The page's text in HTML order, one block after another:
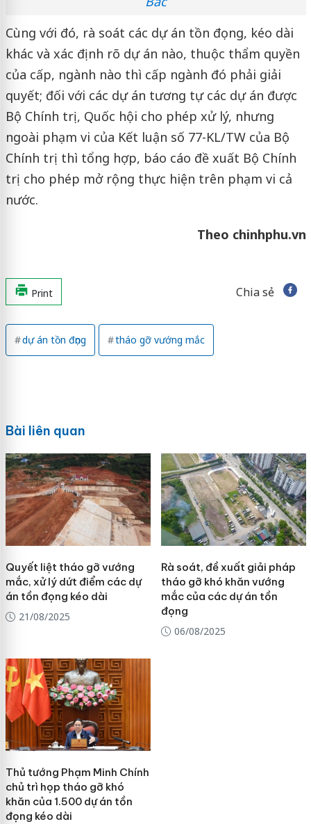
Cùng với đó, rà soát các dự án tồn đọng, kéo dài
khác và xác định rõ dự án nào, thuộc thẩm quyền
của cấp, ngành nào thì cấp ngành đó phải giải
quyết; đối với các dự án tương tự các dự án được
Bộ Chính trị, Quốc hội cho phép xử lý, nhưng
ngoài phạm vi của Kết luận số 77-KL/TW của Bộ
Chính trị thì tổng hợp, báo cáo đề xuất Bộ Chính
trị cho phép mở rộng thực hiện trên phạm vi cả
nước.
Theo chinhphu.vn
Print Chia sẻ
dự án tồn đọng tháo gỡ vướng mắc
Bài liên quan
Quyết liệt tháo gỡ vướng
mắc, xử lý dứt điểm các dự
án tồn đọng kéo dài
21/08/2025
Rà soát, đề xuất giải pháp
tháo gỡ khó khăn vướng
mắc của các dự án tồn
đọng
06/08/2025
Thủ tướng Phạm Minh Chính
chủ trì họp tháo gỡ khó
khăn của 1.500 dự án tồn
đọng kéo dài